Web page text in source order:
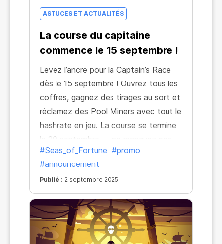
ASTUCES ET ACTUALITÉS
La course du capitaine
commence le 15 septembre !
Levez l’ancre pour la Captain’s Race
dès le 15 septembre ! Ouvrez tous les
coffres, gagnez des tirages au sort et
réclamez des Pool Miners avec tout le
hashrate en jeu. La course se termine
le 20 septembre — ne manquez pas
votre chance de gloire !
#Seas_of_Fortune #promo
#announcement
Publié : 2 septembre 2025